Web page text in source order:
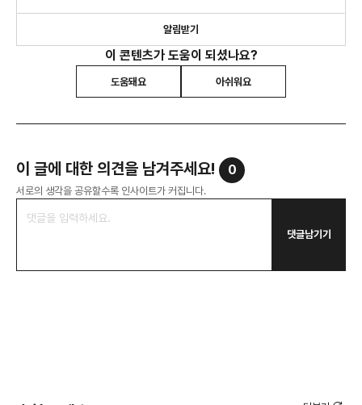
알림받기
이 콘텐츠가 도움이 되셨나요?
도움돼요 아쉬워요
이 글에 대한 의견을 남겨주세요! 0
서로의 생각을 공유할수록 인사이트가 커집니다.
댓글남기기